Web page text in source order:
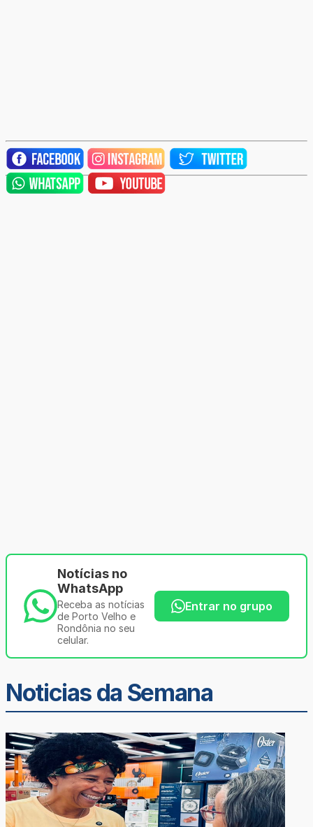
Notícias no
WhatsApp
Receba as notícias
de Porto Velho e
Rondônia no seu
celular.
Entrar no grupo
Noticias da Semana